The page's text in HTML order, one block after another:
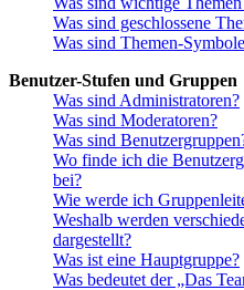
Was sind geschlossene
Was sind Themen-
Benutzer-Stufen und Gruppen
Was sind Administratoren?
Was sind Moderatoren?
Was sind
Wo finde ich die
bei?
Wie werde ich
Weshalb werden
dargestellt?
Was ist eine Hauptgruppe?
Was bedeutet der „Das